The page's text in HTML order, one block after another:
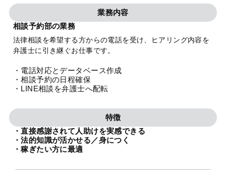
業務内容
相談予約部の業務
法律相談を希望する方からの電話を受け、ヒアリング内容を
弁護士に引き継ぐお仕事です。
・電話対応とデータベース作成
・相談予約の日程確保
・LINE相談を弁護士へ配転
特徴
・直接感謝されて人助けを実感できる
・法的知識が活かせる／身につく
・稼ぎたい方に最適
特設サイト
相談先情報サイト
プライバシーポリシー 利用規約 内部通報
TikTok受賞